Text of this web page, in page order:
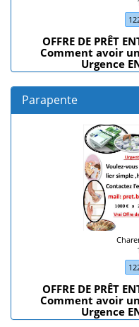
OFFRE DE PRÊT
Comment avoir
Urgence
Parapente
OFFRE DE PRÊT
Comment avoir
Urgence